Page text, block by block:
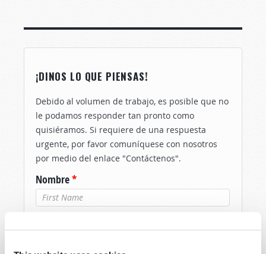
¡DINOS LO QUE PIENSAS!
Debido al volumen de trabajo, es posible que no
le podamos responder tan pronto como
quisiéramos. Si requiere de una respuesta
urgente, por favor comuníquese con nosotros
por medio del enlace "Contáctenos".
Nombre*